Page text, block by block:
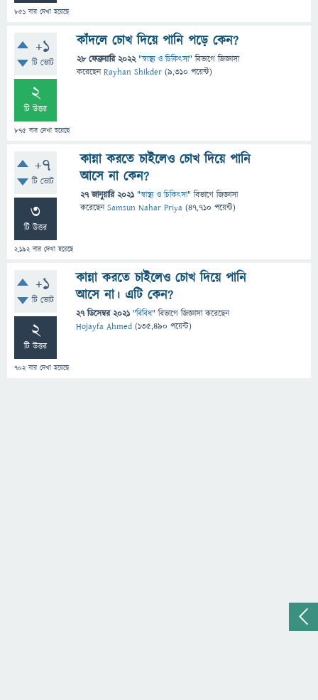
851 বার দেখা হয়েছে
+1
টি ভোট
2
টি উত্তর
875 বার দেখা হয়েছে
কাঁদলে চোখ দিয়ে পানি পড়ে কেন?
28 ফেব্রুয়ারি 2022 "স্বাস্থ্য ও চিকিৎসা" বিভাগে জিজ্ঞাসা
করেছেনRayhan Shikder (9,310 পয়েন্ট)
+7
টি ভোট
3
টি উত্তর
2,192বার দেখা হয়েছে
কান্না করতে চাইলেও চোখ দিয়ে পানি
আসে না কেন?
27 জানুয়ারি 2021 "স্বাস্থ্য ও চিকিৎসা" বিভাগে জিজ্ঞাসা
করেছেনSamsun Nahar Priya (47,710 পয়েন্ট)
+1
টি ভোট
2
টি উত্তর
702বার দেখা হয়েছে
কান্না করতে চাইলেও চোখ দিয়ে পানি
আসে না। এটি কেন?
27 ডিসেম্বর 2021 "বিবিধ" বিভাগে জিজ্ঞাসাকরেছেন
Hojayfa Ahmed (135,490 পয়েন্ট)